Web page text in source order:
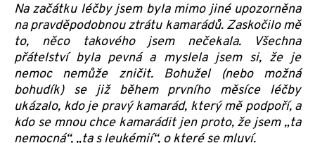
Na začátku léčby jsem byla mimo jiné upozorněna
na pravděpodobnou ztrátu kamarádů. Zaskočilo mě
to, něco takového jsem nečekala. Všechna
přátelství byla pevná a myslela jsem si, že je
nemoc nemůže zničit. Bohužel (nebo možná
bohudík) se již během prvního měsíce léčby
ukázalo, kdo je pravý kamarád, který mě podpoří, a
kdo se mnou chce kamarádit jen proto, že jsem „ta
nemocná“, „ta s leukémií“, o které se mluví.